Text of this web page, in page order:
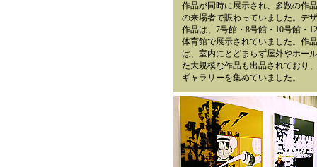
作品が同時に展示され、多数の作
の来場者で賑わっていました。デ
作品は、7号館・8号館・10号館・
体育館で展示されていました。作
は、室内にとどまらず屋外やホー
た大規模な作品も出品されており
ギャラリーを集めていました。